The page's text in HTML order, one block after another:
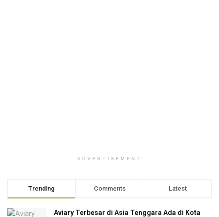
ADVERTISEMENT
Trending Comments Latest
Aviary Terbesar di Asia Tenggara Ada di Kota